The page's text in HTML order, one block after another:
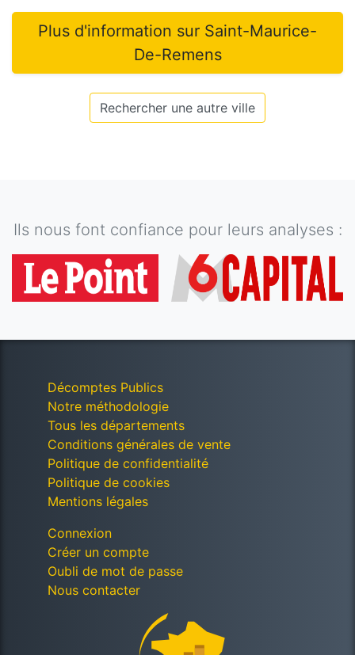
Plus d'information sur Saint-Maurice-
De-Remens
Rechercher une autre ville
Ils nous font confiance pour leurs analyses :
Décomptes Publics
Notre méthodologie
Tous les départements
Conditions générales de vente
Politique de confidentialité
Politique de cookies
Mentions légales
Connexion
Créer un compte
Oubli de mot de passe
Nous contacter